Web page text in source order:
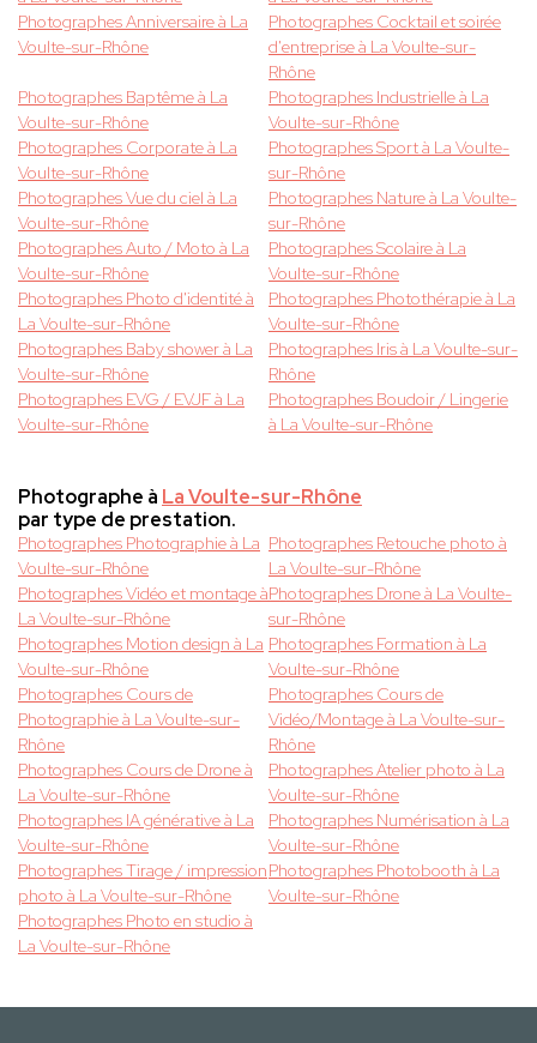
Photographes Anniversaire à La
Voulte-sur-Rhône
Photographes Cocktail et soirée
d'entreprise à La Voulte-sur-
Rhône
Photographes Baptême à La
Voulte-sur-Rhône
Photographes Industrielle à La
Voulte-sur-Rhône
Photographes Corporate à La
Voulte-sur-Rhône
Photographes Sport à La Voulte-
sur-Rhône
Photographes Vue du ciel à La
Voulte-sur-Rhône
Photographes Nature à La Voulte-
sur-Rhône
Photographes Auto / Moto à La
Voulte-sur-Rhône
Photographes Scolaire à La
Voulte-sur-Rhône
Photographes Photo d'identité à
La Voulte-sur-Rhône
Photographes Photothérapie à La
Voulte-sur-Rhône
Photographes Baby shower à La
Voulte-sur-Rhône
Photographes Iris à La Voulte-sur-
Rhône
Photographes EVG / EVJF à La
Voulte-sur-Rhône
Photographes Boudoir / Lingerie
à La Voulte-sur-Rhône
Photographe à La Voulte-sur-Rhône
par type de prestation.
Photographes Photographie à La
Voulte-sur-Rhône
Photographes Retouche photo à
La Voulte-sur-Rhône
Photographes Vidéo et montage à
La Voulte-sur-Rhône
Photographes Drone à La Voulte-
sur-Rhône
Photographes Motion design à La
Voulte-sur-Rhône
Photographes Formation à La
Voulte-sur-Rhône
Photographes Cours de
Photographie à La Voulte-sur-
Rhône
Photographes Cours de
Vidéo/Montage à La Voulte-sur-
Rhône
Photographes Cours de Drone à
La Voulte-sur-Rhône
Photographes Atelier photo à La
Voulte-sur-Rhône
Photographes IA générative à La
Voulte-sur-Rhône
Photographes Numérisation à La
Voulte-sur-Rhône
Photographes Tirage / impression
photo à La Voulte-sur-Rhône
Photographes Photobooth à La
Voulte-sur-Rhône
Photographes Photo en studio à
La Voulte-sur-Rhône